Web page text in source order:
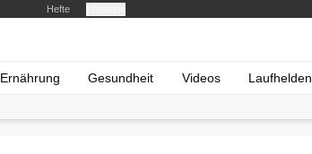
Hefte
Ernährung Gesundheit Videos Laufhelden